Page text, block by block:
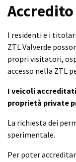
I residenti e i
ZTL Valverde
propri visitatori,
accesso nella ZTL
I veicoli
proprietà private
La richiesta dei
sperimentale.
Per poter